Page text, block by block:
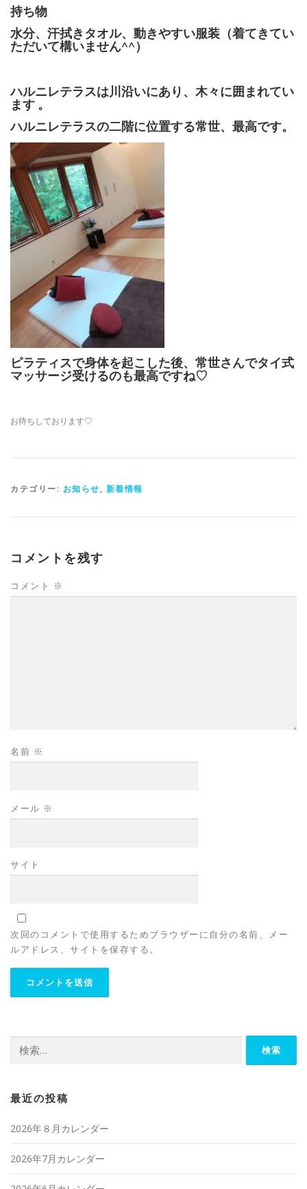
持ち物
水分、汗拭きタオル、動きやすい服装（着てきてい
ただいて構いません^^）
ハルニレテラスは川沿いにあり、木々に囲まれてい
ます 。
ハルニレテラスの二階に位置する常世、最高です。
ピラティスで身体を起こした後、常世さんでタイ式
マッサージ受けるのも最高ですね♡
お待ちしております♡
カテゴリー: お知らせ, 新着情報
コメントを残す
コメント ※
名前 ※
メール ※
サイト
次回のコメントで使用するためブラウザーに自分の名前、メー
ルアドレス、サイトを保存する。
索:
最近の投稿
2026年８月カレンダー
2026年7月カレンダー